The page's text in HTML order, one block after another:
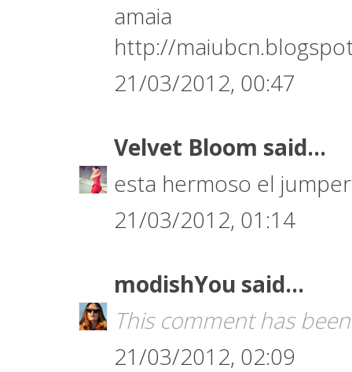
amaia
http://
21/03/2012, 00:47
Velvet Bloom said...
esta hermoso el jumper
21/03/2012, 01:14
modishYou said...
This comment has
21/03/2012, 02:09